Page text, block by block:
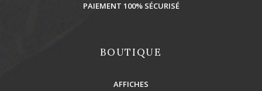
PAIEMENT 100% SÉCURISÉ
BOUTIQUE
AFFICHES